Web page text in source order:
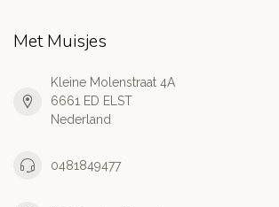
Met Muisjes
Kleine Molenstraat 4A
6661 ED ELST
Nederland
0481849477